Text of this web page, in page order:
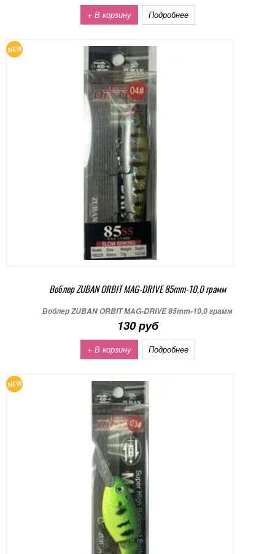
+ В корзину Подробнее
Воблер ZUBAN ORBIT MAG-DRIVE 85mm-10,0 грамм
Воблер ZUBAN ORBIT MAG-DRIVE 85mm-10,0 грамм
130 руб
+ В корзину Подробнее